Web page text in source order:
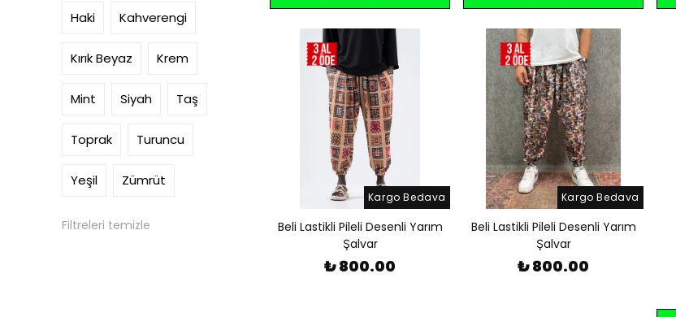
Haki Kahverengi
Kırık Beyaz Krem
Mint Siyah Taş
Toprak Turuncu
Yeşil Zümrüt
Filtreleri temizle
Kargo Bedava
Beli Lastikli Pileli Desenli Yarım
Şalvar
₺ 800.00
Kargo Bedava
Beli Lastikli Pileli Desenli Yarım
Şalvar
₺ 800.00